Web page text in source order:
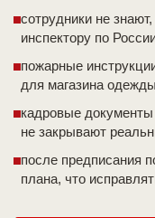
сотрудники не
инспектору по
пожарные
для магазина
кадровые
не закрывают
после предписания
плана, что